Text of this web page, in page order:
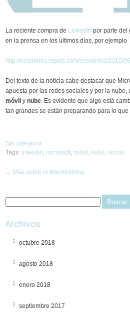
La reciente compra de LinkedIn por parte del
en la prensa en los últimos días, por ejemplo
http://economia.elpais.com/economia/2016/
Del texto de la noticia cabe destacar que
apuesta por las redes sociales y por la
móvilynube. Es evidente que algo está
tan grandes se están preparando para lo
Sin categoría
Tags: linkedin, microsoft, móvil , nube,social
Post
← Más sobre la telemedicina
Archivos
octubre 2018
agosto 2018
enero 2018
septiembre 2017